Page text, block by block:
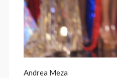
Andrea Meza